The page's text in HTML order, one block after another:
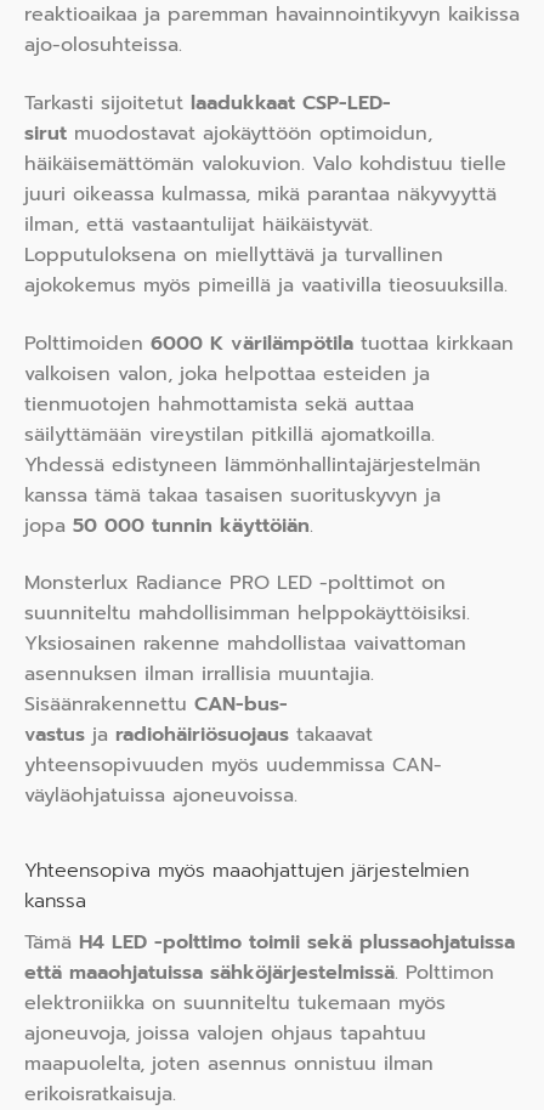
reaktioaikaa ja paremman havainnointikyvyn kaikissa
ajo-olosuhteissa.
Tarkasti sijoitetut laadukkaat CSP-LED-
sirut muodostavat ajokäyttöön optimoidun,
häikäisemättömän valokuvion. Valo kohdistuu tielle
juuri oikeassa kulmassa, mikä parantaa näkyvyyttä
ilman, että vastaantulijat häikäistyvät.
Lopputuloksena on miellyttävä ja turvallinen
ajokokemus myös pimeillä ja vaativilla tieosuuksilla.
Polttimoiden 6000 K värilämpötila tuottaa kirkkaan
valkoisen valon, joka helpottaa esteiden ja
tienmuotojen hahmottamista sekä auttaa
säilyttämään vireystilan pitkillä ajomatkoilla.
Yhdessä edistyneen lämmönhallintajärjestelmän
kanssa tämä takaa tasaisen suorituskyvyn ja
jopa 50 000 tunnin käyttöiän.
Monsterlux Radiance PRO LED -polttimot on
suunniteltu mahdollisimman helppokäyttöisiksi.
Yksiosainen rakenne mahdollistaa vaivattoman
asennuksen ilman irrallisia muuntajia.
Sisäänrakennettu CAN-bus-
vastus ja radiohäiriösuojaus takaavat
yhteensopivuuden myös uudemmissa CAN-
väyläohjatuissa ajoneuvoissa.
Yhteensopiva myös maaohjattujen järjestelmien
kanssa
Tämä H4 LED -polttimo toimii sekä plussaohjatuissa
että maaohjatuissa sähköjärjestelmissä. Polttimon
elektroniikka on suunniteltu tukemaan myös
ajoneuvoja, joissa valojen ohjaus tapahtuu
maapuolelta, joten asennus onnistuu ilman
erikoisratkaisuja.